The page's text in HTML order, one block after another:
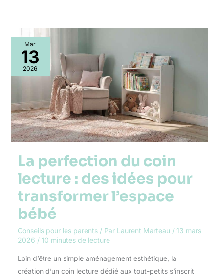
Mar
13
2026
La perfection du coin
lecture : des idées pour
transformer l’espace
bébé
Conseils pour les parents/ Par Laurent Marteau / 13 mars
2026 / 10 minutes de lecture
Loin d’être un simple aménagement esthétique, la
création d’un coin lecture dédié aux tout-petits s’inscrit
La
perfection
du
coin
lecture
idées
pour
transformer
l’espace
bébé